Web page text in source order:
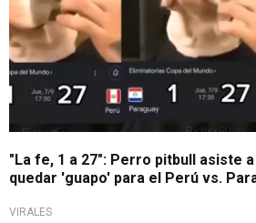
"La fe, 1 a 27": Perro pitbull asiste
quedar 'guapo' para el Perú vs.
VIRALES